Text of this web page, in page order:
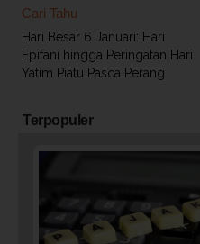
Cari Tahu
Hari Besar 6 Januari: Hari
Epifani hingga Peringatan Hari
Yatim Piatu Pasca Perang
Terpopuler